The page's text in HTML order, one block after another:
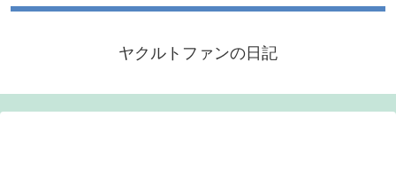
ヤクルトファンの日記